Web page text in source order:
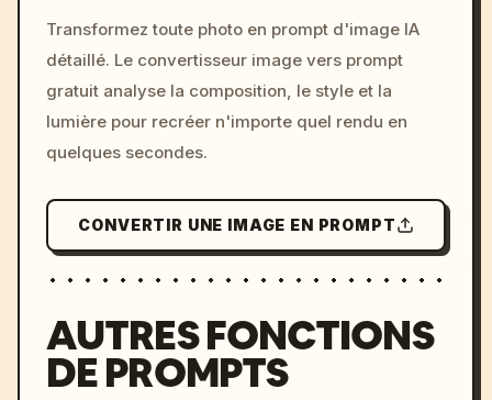
c, cyberpunk sunset, neon
colors, 8k --v 6.0
Transformez toute photo en prompt d'image IA
détaillé. Le convertisseur image vers prompt
gratuit analyse la composition, le style et la
lumière pour recréer n'importe quel rendu en
quelques secondes.
CONVERTIR UNE IMAGE EN PROMPT
AUTRES FONCTIONS
DE PROMPTS